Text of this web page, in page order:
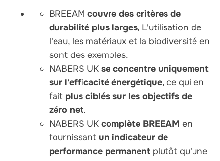
BREEAM couvre des critères de
durabilité plus larges, L'utilisation de
l'eau, les matériaux et la biodiversité en
sont des exemples.
NABERS UK se concentre uniquement
sur l'efficacité énergétique, ce qui en
fait plus ciblés sur les objectifs de
zéro net.
NABERS UK complète BREEAM en
fournissant un indicateur de
performance permanent plutôt qu'une